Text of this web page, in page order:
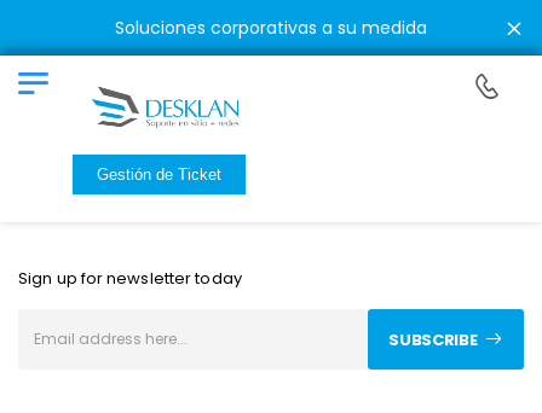
Soluciones corporativas a su medida
Gestión de Ticket
Sign up for newsletter today
SUBSCRIBE